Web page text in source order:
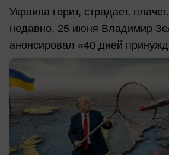
Украина горит, страдает,
недавно, 25 июня Владимир
анонсировал «40 дней